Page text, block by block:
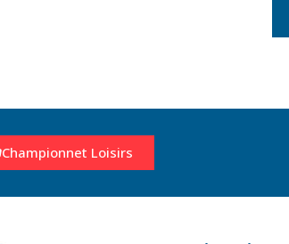
Championnet Loisirs